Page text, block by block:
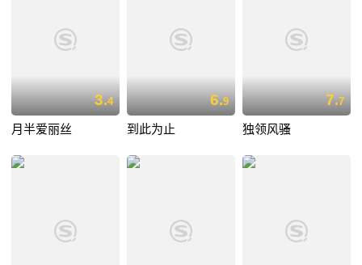
3.4
月半爱丽丝
6.9
到此为止
7.7
独领风骚